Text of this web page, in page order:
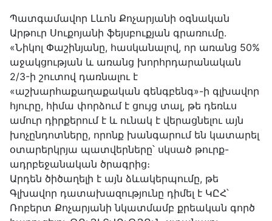
Պատգամավոր Լևոն Քոչարյանի օգնական
Արթուր Սուքոյանի ֆեյսբուքյան գրառումը.
«Նիկոլ Փաշինյանը, հասկանալով, որ առանց 50%
աջակցության և առանց խորհրդարանական
2/3-ի շուտով դառնալու է
«աշխարհաքաղաքական գենգբենգ»-ի գլխավոր
հյուրը, հիմա փորձում է ցույց տալ, թե դեռևս
ամուր դիրքերում է և ունակ է վերացնելու այն
խոչընդոտները, որոնք խանգարում են կատարել
օտարերկրյա պատվերները՝ սկսած թուրք-
ադրբեջանական ծրագրից։
Արդեն ծիծաղելի է այն ձևակերպումը, թե
Գլխավոր դատախազությունը դիմել է ԿԸՀ՝
Ռոբերտ Քոչարյանի նկատմամբ քրեական գործ